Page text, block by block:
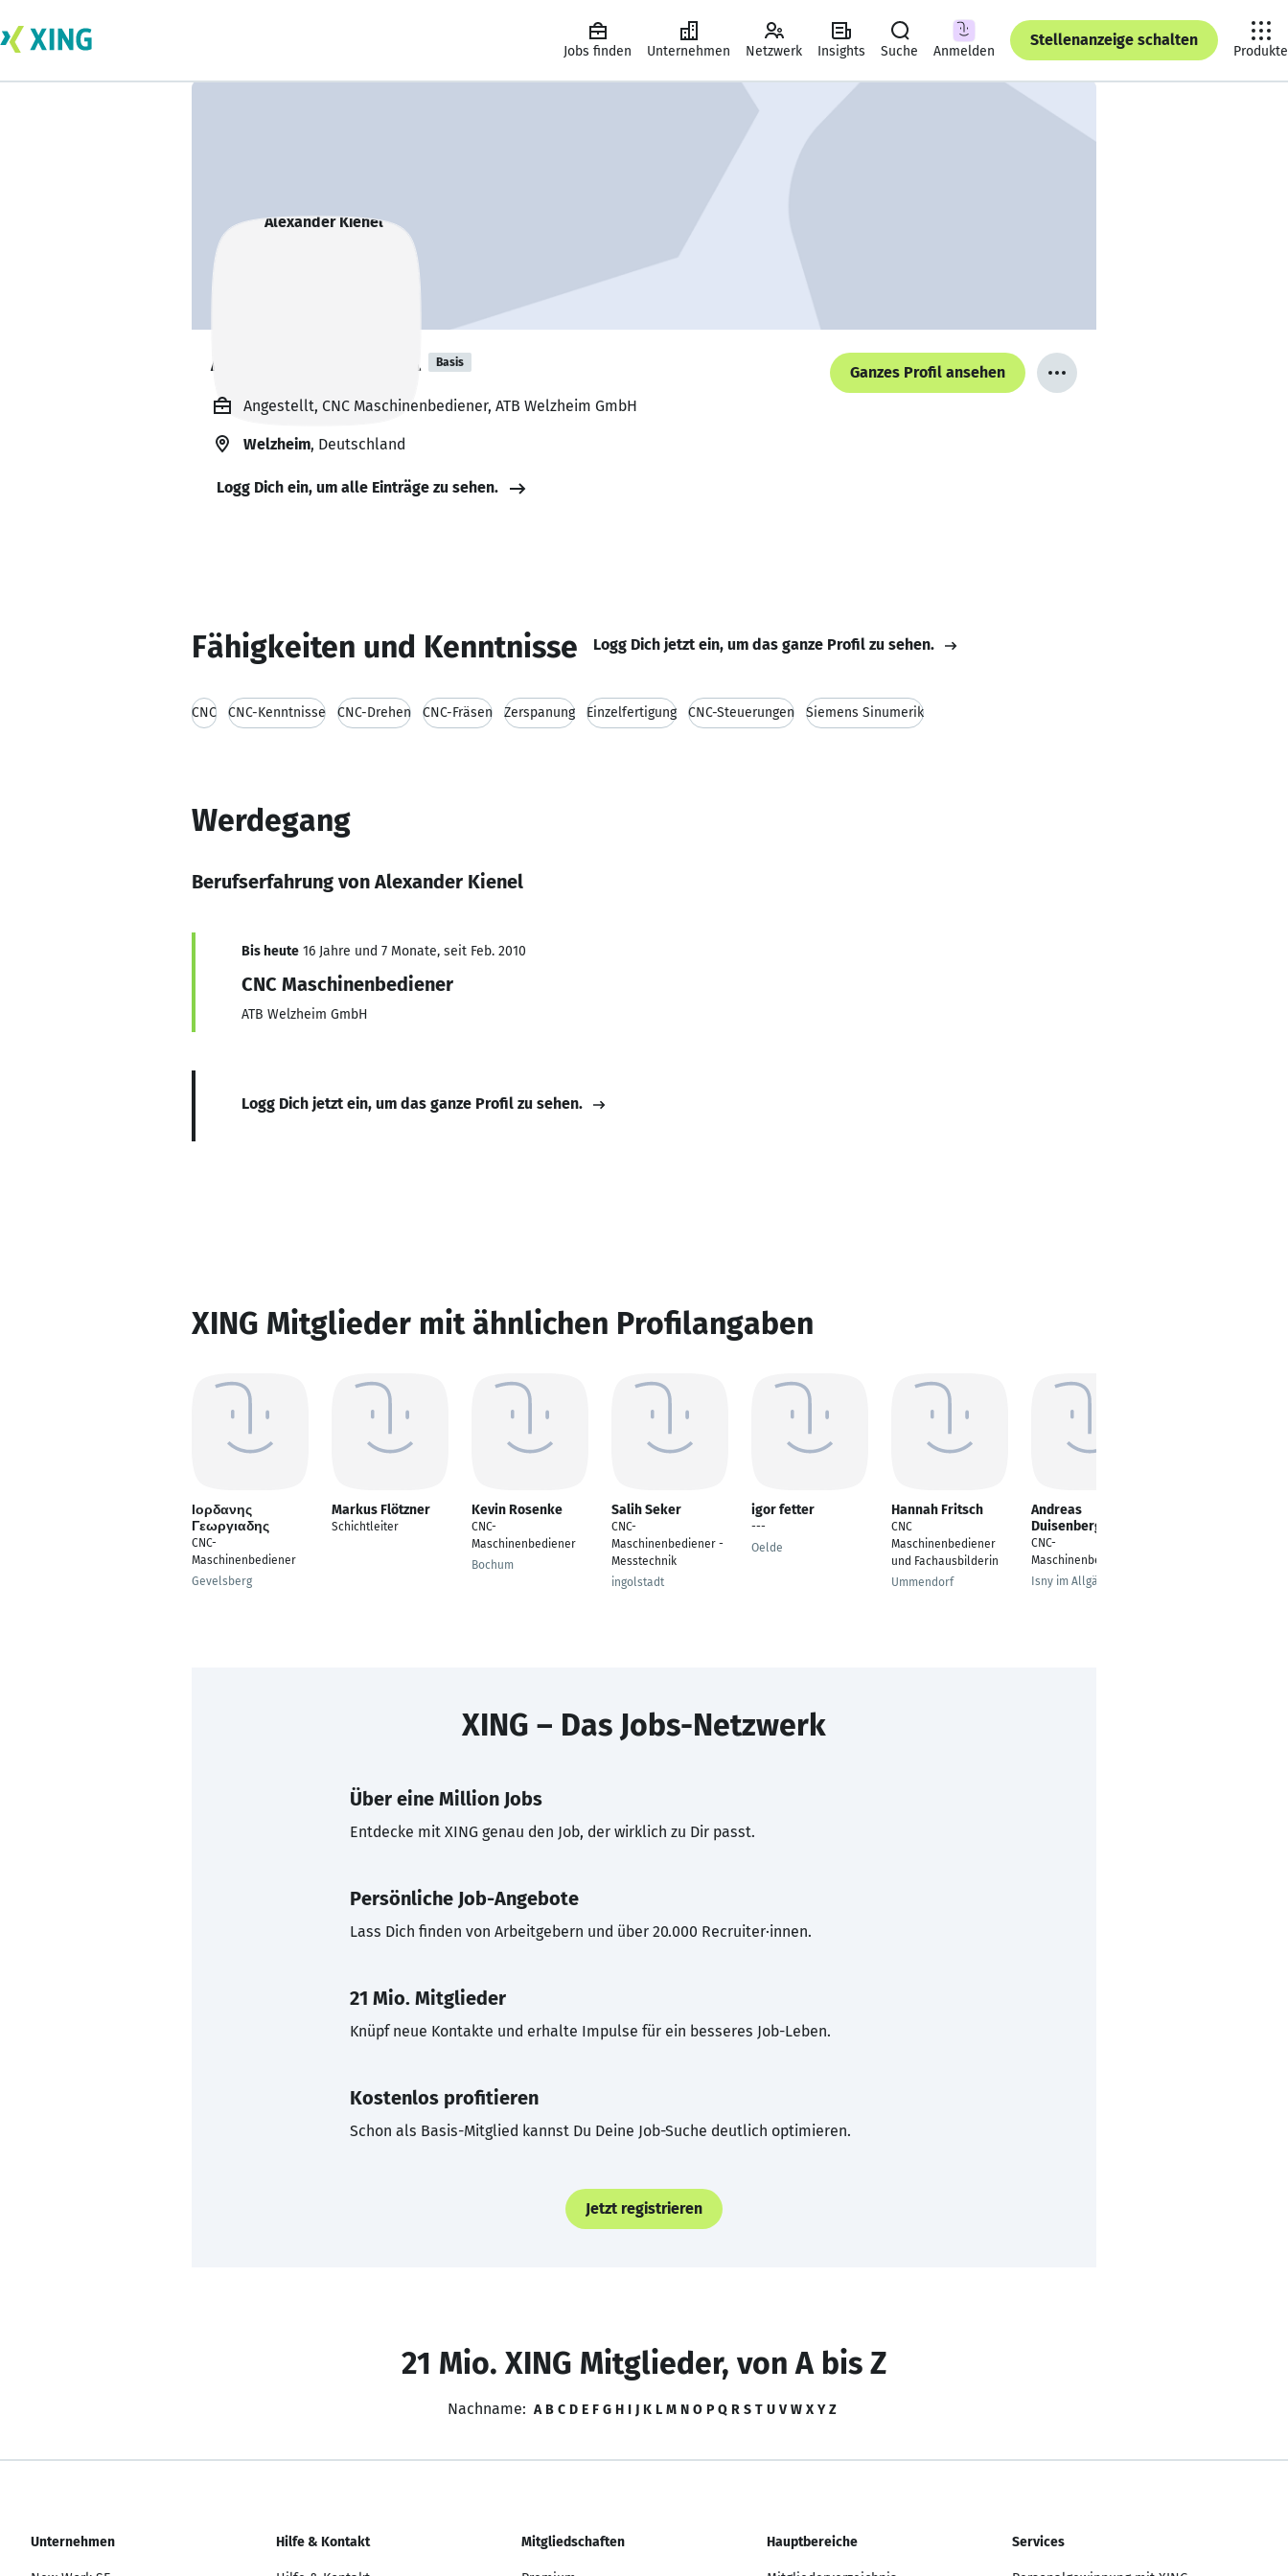
Jobs finden Unternehmen Netzwerk Insights Suche Anmelden
Stellenanzeige schalten
Produkte
Alexander Kienel Basis
Ganzes Profil ansehen
Angestellt, CNC Maschinenbediener, ATB Welzheim GmbH
Welzheim, Deutschland
Logg Dich ein, um alle Einträge zu sehen.
Fähigkeiten und Kenntnisse Logg Dich jetzt ein, um das ganze Profil zu sehen.
CNC CNC-Kenntnisse CNC-Drehen CNC-Fräsen Zerspanung Einzelfertigung CNC-Steuerungen Siemens Sinumerik
Werdegang
Berufserfahrung von Alexander Kienel
Bis heute 16 Jahre und 7 Monate, seit Feb. 2010
CNC Maschinenbediener
ATB Welzheim GmbH
Logg Dich jetzt ein, um das ganze Profil zu sehen.
XING Mitglieder mit ähnlichen Profilangaben
Ιορδανης
Γεωργιαδης
CNC-
Maschinenbediener
Gevelsberg
Markus Flötzner
Schichtleiter
Kevin Rosenke
CNC-
Maschinenbediener
Bochum
Salih Seker
CNC-
Maschinenbediener -
Messtechnik
ingolstadt
igor fetter
---
Oelde
Hannah Fritsch
CNC
Maschinenbediener
und Fachausbilderin
Ummendorf
Andreas
Duisenberg
CNC-
Maschinenbediener
Isny im Allgäu
XING – Das Jobs-Netzwerk
Über eine Million Jobs
Entdecke mit XING genau den Job, der wirklich zu Dir passt.
Persönliche Job-Angebote
Lass Dich finden von Arbeitgebern und über 20.000 Recruiter·innen.
21 Mio. Mitglieder
Knüpf neue Kontakte und erhalte Impulse für ein besseres Job-Leben.
Kostenlos profitieren
Schon als Basis-Mitglied kannst Du Deine Job-Suche deutlich optimieren.
Jetzt registrieren
21 Mio. XING Mitglieder, von A bis Z
Nachname: A B C D E F G H I J K L M N O P Q R S T U V W X Y Z
Unternehmen Hilfe & Kontakt Mitgliedschaften Hauptbereiche Services